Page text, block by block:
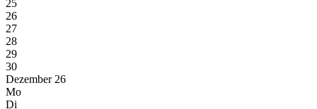
25
26
27
28
29
30
Dezember 26
Mo
Di